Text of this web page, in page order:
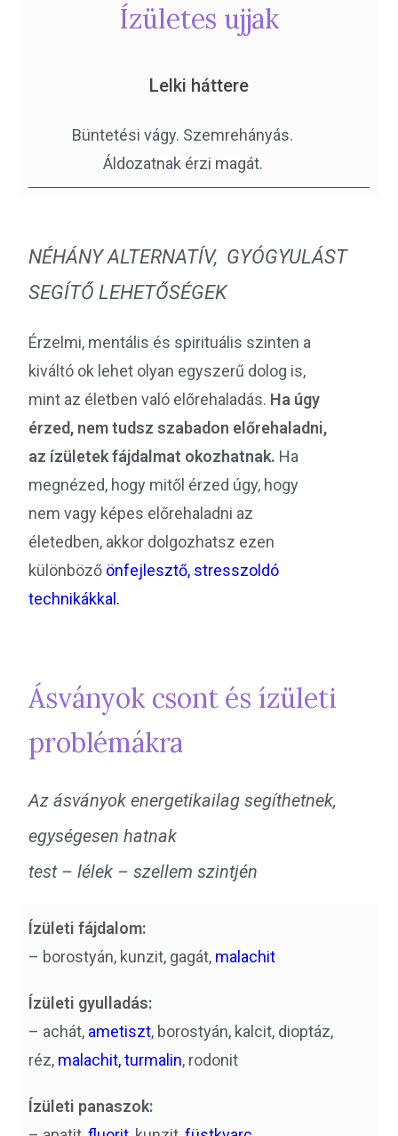
Ízületes ujjak
Lelki háttere
Büntetési vágy. Szemrehányás.
Áldozatnak érzi magát.
NÉHÁNY ALTERNATÍV, GYÓGYULÁST
SEGÍTŐ LEHETŐSÉGEK
Érzelmi, mentális és spirituális szinten a
kiváltó ok lehet olyan egyszerű dolog is,
mint az életben való előrehaladás. Ha úgy
érzed, nem tudsz szabadon előrehaladni,
az ízületek fájdalmat okozhatnak. Ha
megnézed, hogy mitől érzed úgy, hogy
nem vagy képes előrehaladni az
életedben, akkor dolgozhatsz ezen
különböző önfejlesztő, stresszoldó
technikákkal.
Ásványok csont és ízületi
problémákra
Az ásványok energetikailag segíthetnek,
egységesen hatnak
test – lélek – szellem szintjén
Ízületi fájdalom:
– borostyán, kunzit, gagát, malachit
Ízületi gyulladás:
– achát, ametiszt, borostyán, kalcit, dioptáz,
réz, malachit, turmalin, rodonit
Ízületi panaszok: